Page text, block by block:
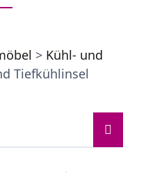
> Kühl- und
Tiefkühlinsel